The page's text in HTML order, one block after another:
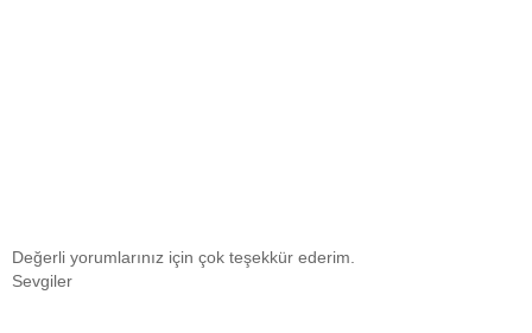
Değerli yorumlarınız için çok teşekkür ederim.
Sevgiler